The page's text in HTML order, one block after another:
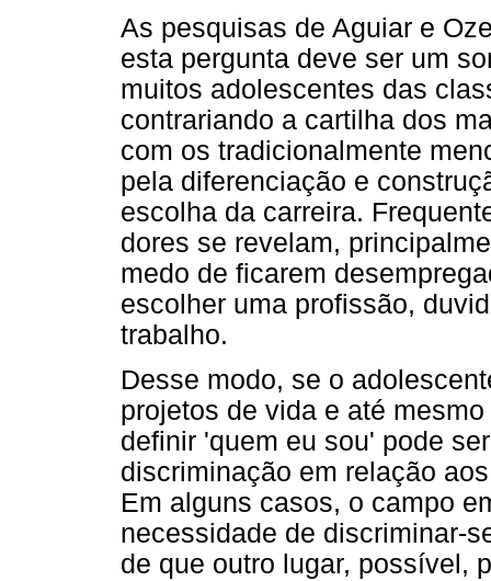
As pesquisas de Aguiar e
esta pergunta deve ser um
muitos adolescentes das
contrariando a cartilha dos
com os tradicionalmente
pela diferenciação e
escolha da carreira.
dores se revelam,
medo de ficarem
escolher uma profissão,
trabalho.
Desse modo, se o
projetos de vida e até
definir 'quem eu sou' pode
discriminação em relação
Em alguns casos, o campo
necessidade de discriminar-
de que outro lugar, possível,